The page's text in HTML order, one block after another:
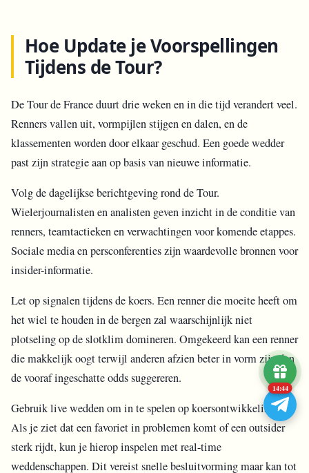
Hoe Update je Voorspellingen
Tijdens de Tour?
De Tour de France duurt drie weken en in die tijd verandert veel.
Renners vallen uit, vormpijlen stijgen en dalen, en de
klassementen worden door elkaar geschud. Een goede wedder
past zijn strategie aan op basis van nieuwe informatie.
Volg de dagelijkse berichtgeving rond de Tour.
Wielerjournalisten en analisten geven inzicht in de conditie van
renners, teamtactieken en verwachtingen voor komende etappes.
Sociale media en persconferenties zijn waardevolle bronnen voor
insider-informatie.
Let op signalen tijdens de koers. Een renner die moeite heeft om
het wiel te houden in de bergen zal waarschijnlijk niet
plotseling op de slotklim domineren. Omgekeerd kan een renner
die makkelijk oogt terwijl anderen afzien beter in vorm zijn dan
de vooraf ingeschatte odds suggereren.
Gebruik live wedden om in te spelen op koersontwikkelingen.
Als je ziet dat een favoriet in problemen komt of een outsider
sterk rijdt, kun je hierop inspelen met real-time
weddenschappen. Dit vereist snelle besluitvorming maar kan tot
14:43